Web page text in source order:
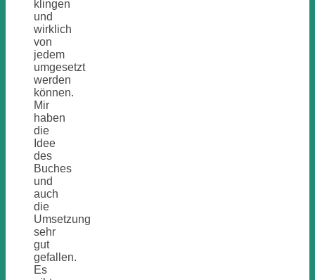
klingen
und
wirklich
von
jedem
umgesetzt
werden
können.
Mir
haben
die
Idee
des
Buches
und
auch
die
Umsetzung
sehr
gut
gefallen.
Es